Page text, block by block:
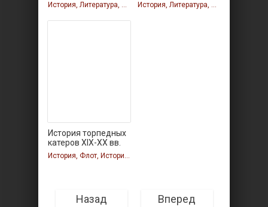
История, Литература, История, Литература, История, Литература, История, Литература История, Литература, История, Литература
История торпедных
катеров XIX-XX вв.
История, Флот, История, Флот, История, Флот, История, Флот
Назад Вперед